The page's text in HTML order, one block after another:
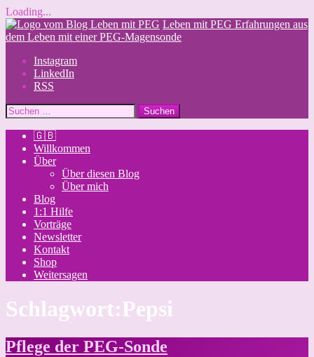
Loading...
Skip
to
Leben mit PEG Erfahrungen aus
dem Leben mit einer PEG-Magensonde
Instagram
LinkedIn
RSS
Suchen
nach:
🇬🇧
Willkommen
Über
Über diesen Blog
Über mich
Blog
1:1 Hilfe
Vorträge
Newsletter
Kontakt
Shop
Weitersagen
Schlagwort:Pepsi
Pflege der PEG-Sonde